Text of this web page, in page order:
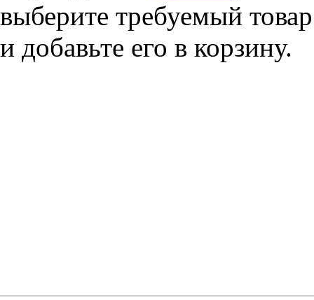
выберите требуемый товар
и добавьте его в корзину.